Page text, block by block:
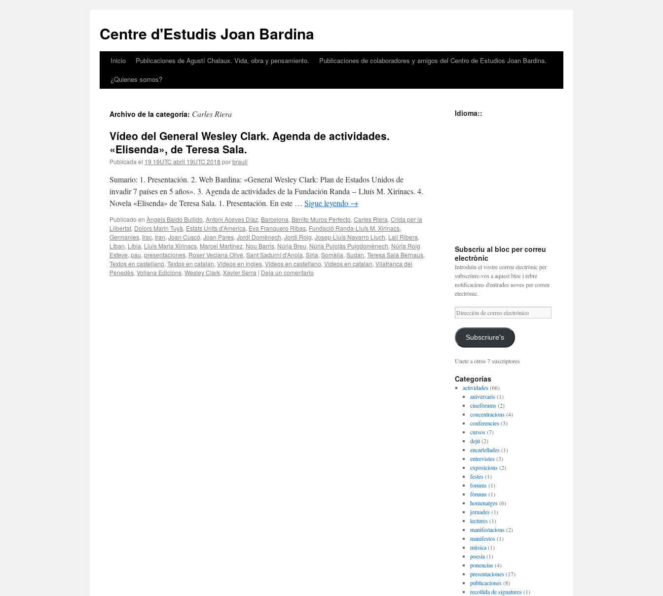
contenido
Centre d'Estudis Joan Bardina
Inicio Publicaciones de Agustí Chalaux. Vida, obra y pensamiento.
Publicaciones de colaboradores y amigos del Centro de Estudios Joan Bardina.
¿Quienes somos?
Archivo de la categoría: Carles Riera
Vídeo del General Wesley Clark. Agenda de actividades.
«Elisenda», de Teresa Sala.
Publicada el 19 19UTC abril 19UTC 2018 porbrauli
Sumario: 1. Presentación. 2. Web Bardina: «General Wesley Clark: Plan de Estados Unidos de
invadir 7 países en 5 años». 3. Agenda de actividades de la Fundación Randa – Lluís M. Xirinacs. 4.
Novela «Elisenda» de Teresa Sala. 1. Presentación. En este … Sigue leyendo →
Publicado en Àngels Baldó Bullido, Antoni Aceves Díaz, Barcelona, Benito Muros Perfecto, Carles Riera, Crida per la
Llibertat, Dolors Marin Tuyà, Estats Units d'America, Eva Franquero Ribas, Fundació Randa-Lluís M. Xirinacs,
Germanies, Irac, Iran, Joan Cuscó, Joan Pares, Jordi Domènech, Jordi Roig, Josep-Lluís Navarro Lluch, Lali Ribera,
Líban, Líbia, Lluis Maria Xirinacs, Marcel Martínez, Nou Barris, Núria Breu, Núria Pujolàs Puigdomènech, Núria Roig
Esteve, pau, presentaciones, Roser Veciana Olivé, Sant Sadurní d'Anoia, Síria, Somàlia, Sudan, Teresa Sala Bernaus,
Textos en castellano, Textos en catalan, Videos en ingles, Videos en castellano, Videos en catalan, Vilafranca del
Penedès, Voliana Edicions, Wesley Clark, Xavier Serra | Deja un comentario
Idioma::
Subscriu al bloc per correu
electrònic
Introduïu el vostre correu electrònic per
subscriure-vos a aquest bloc i rebre
notificacions d'entrades noves per correu
electrònic.
Dirección
de
correo
electrónico
Subscriure's
Únete a otros 7 suscriptores
Categorías
actividades(66)
aniversaris(1)
cinefòrums(2)
concentracions(4)
conferencies(3)
cursos(7)
dejú (2)
encartellades(1)
entrevistes(3)
exposicions(2)
festes(1)
forums(1)
fòrums(1)
homenatges(6)
jornades(1)
lectures(1)
manifestacions(2)
manifestos(1)
música(1)
poesia(1)
ponencias(4)
presentaciones(17)
publicaciones(8)
recollida de signatures(1)